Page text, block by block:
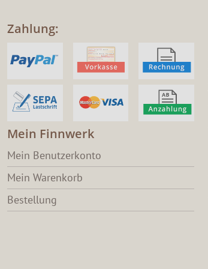
Zahlung:
Mein Finnwerk
Mein Benutzerkonto
Mein Warenkorb
Bestellung